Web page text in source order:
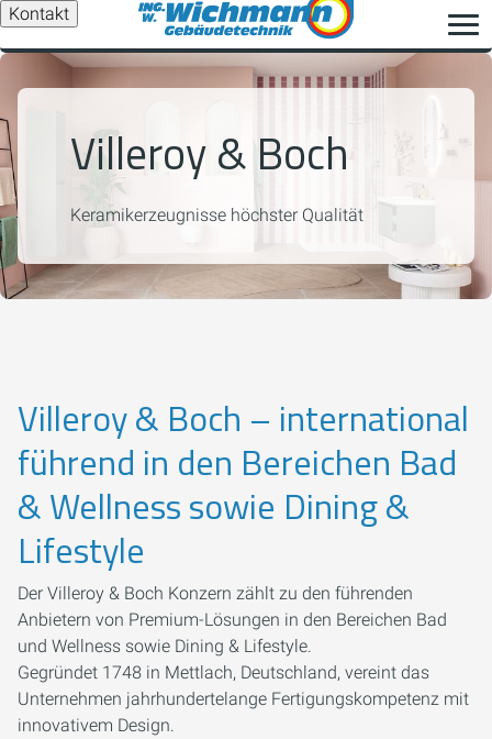
Kontakt
Villeroy & Boch
Keramikerzeugnisse höchster Qualität
Villeroy & Boch – international
führend in den Bereichen Bad
& Wellness sowie Dining &
Lifestyle
Der Villeroy & Boch Konzern zählt zu den führenden
Anbietern von Premium-Lösungen in den Bereichen Bad
und Wellness sowie Dining & Lifestyle.
Gegründet 1748 in Mettlach, Deutschland, vereint das
Unternehmen jahrhundertelange Fertigungskompetenz mit
innovativem Design.